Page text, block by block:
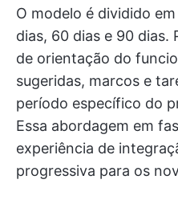
O modelo é dividido
dias, 60 dias e 90 dias.
de orientação do
sugeridas, marcos e
período específico do
Essa abordagem em
experiência de
progressiva para os